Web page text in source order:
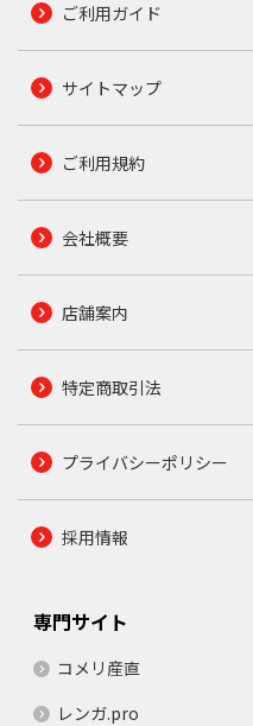
ご利用ガイド
サイトマップ
ご利用規約
会社概要
店舗案内
特定商取引法
プライバシーポリシー
採用情報
専門サイト
コメリ産直
レンガ.pro